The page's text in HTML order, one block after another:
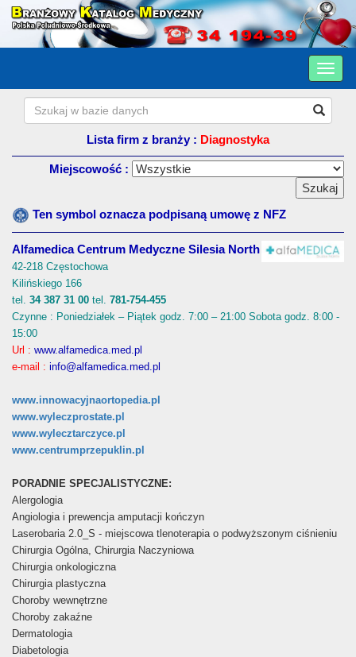
Lista firm z branży : Diagnostyka
Miejscowość :
Ten symbol oznacza podpisaną umowę z NFZ
Alfamedica Centrum Medyczne Silesia North
42-218 Częstochowa
Kilińskiego 166
tel. 34 387 31 00 tel. 781-754-455
Czynne : Poniedziałek – Piątek godz. 7:00 – 21:00 Sobota godz. 8:00 -
15:00
Url : www.alfamedica.med.pl
e-mail : info@alfamedica.med.pl
www.innowacyjnaortopedia.pl
www.wyleczprostate.pl
www.wylecztarczyce.pl
www.centrumprzepuklin.pl
PORADNIE SPECJALISTYCZNE:
Alergologia
Angiologia i prewencja amputacji kończyn
Laserobaria 2.0_S - miejscowa tlenoterapia o podwyższonym ciśnieniu
Chirurgia Ogólna, Chirurgia Naczyniowa
Chirurgia onkologiczna
Chirurgia plastyczna
Choroby wewnętrzne
Choroby zakaźne
Dermatologia
Diabetologia